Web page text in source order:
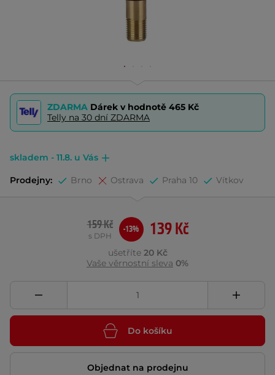
ZDARMA Dárek v hodnotě 465 Kč
Telly na 30 dní ZDARMA
skladem - 11.8. u Vás
Prodejny: Brno Ostrava Praha 10 Vítkov
139 Kč
159 Kč
s DPH
-13%
ušetříte 20 Kč
Vaše věrnostní sleva 0%
Do košíku
Objednat na prodejnu